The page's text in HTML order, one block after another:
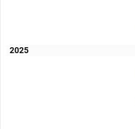
2025